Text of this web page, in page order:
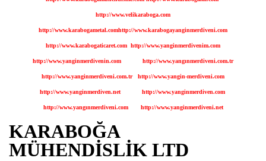
http://www.velikaraboga.com
http://www.karabogametal.comhttp://www.karabogayanginmerdiveni.com
http://www.karabogaticaret.com http://www.yanginmerdivenim.com
http://www.yanginmerdivenin.com http://www.yangınmerdiveni.com.tr
http://www.yanginmerdiveni.com.tr http://www.yangin-merdiveni.com
http://www.yanginmerdiven.net http://www.yanginmerdiven.com
http://www.yangınmerdiveni.com http://www.yanginmerdiveni.net
KARABOĞA
MÜHENDİSLİK LTD